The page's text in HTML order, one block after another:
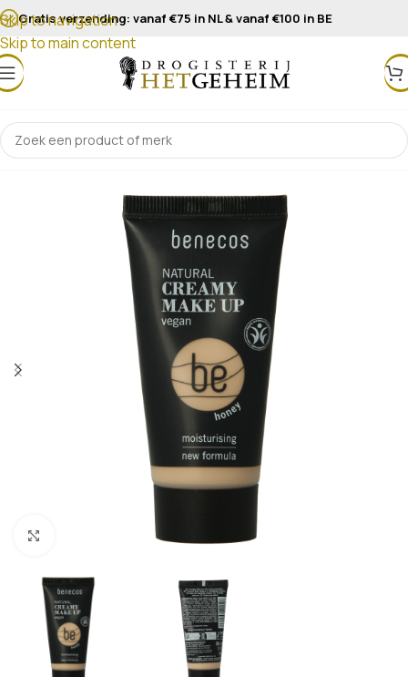
Skip to navigation
Skip to main content
Gratis verzending: vanaf €75 in NL & vanaf €100 in BE
Klik om te vergroten